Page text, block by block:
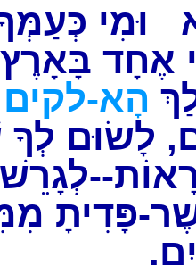
וּמִי
אֶחָד
הָא-לקים
לָשׂוּם לְךָ
פָּדִיתָ